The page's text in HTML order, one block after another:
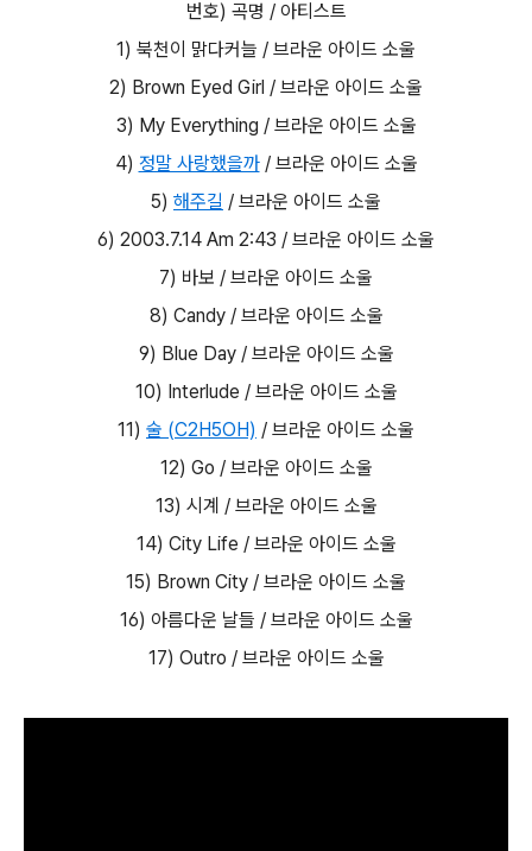
번호) 곡명 / 아티스트
1) 북천이 맑다커늘 / 브라운 아이드 소울
2) Brown Eyed Girl / 브라운 아이드 소울
3) My Everything / 브라운 아이드 소울
4) 정말 사랑했을까/ 브라운 아이드 소울
5) 해주길 / 브라운 아이드 소울
6) 2003.7.14 Am 2:43 / 브라운 아이드 소울
7) 바보 / 브라운 아이드 소울
8) Candy / 브라운 아이드 소울
9) Blue Day / 브라운 아이드 소울
10) Interlude / 브라운 아이드 소울
11) 술 (C2H5OH) / 브라운 아이드 소울
12) Go / 브라운 아이드 소울
13) 시계 / 브라운 아이드 소울
14) City Life / 브라운 아이드 소울
15) Brown City / 브라운 아이드 소울
16) 아름다운 날들 / 브라운 아이드 소울
17) Outro / 브라운 아이드 소울